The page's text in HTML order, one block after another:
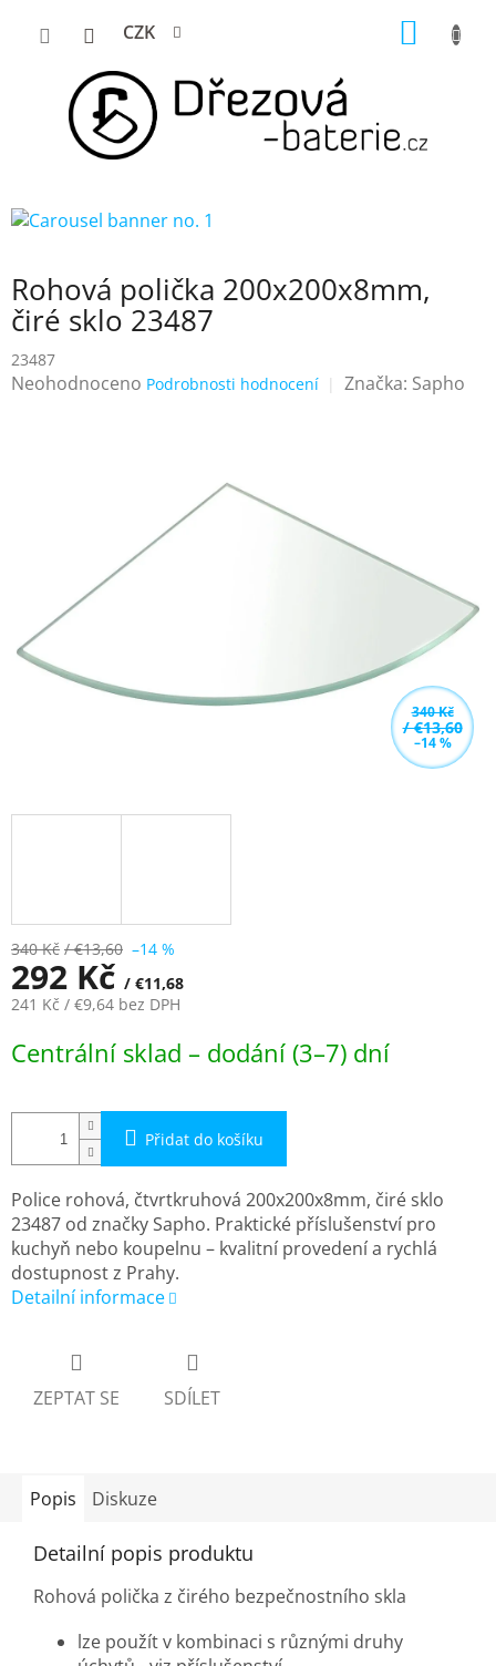
CZK
Rohová polička 200x200x8mm,
čiré sklo 23487
23487
Průměrné
Neohodnoceno Podrobnosti hodnocení Značka: Sapho
340 Kč
/ €13,60
–14 %
340 Kč / €13,60 –14 %
292 Kč / €11,68
241 Kč / €9,64 bez DPH
cena:
Centrální sklad – dodání (3–7) dní
Přidat do košíku
Police rohová, čtvrtkruhová 200x200x8mm, čiré sklo
23487 od značky Sapho. Praktické příslušenství pro
kuchyň nebo koupelnu – kvalitní provedení a rychlá
dostupnost z Prahy.
Detailní informace
ZEPTAT SE SDÍLET
Popis Diskuze
Detailní popis produktu
Rohová polička z čirého bezpečnostního skla
lze použít v kombinaci s různými druhy